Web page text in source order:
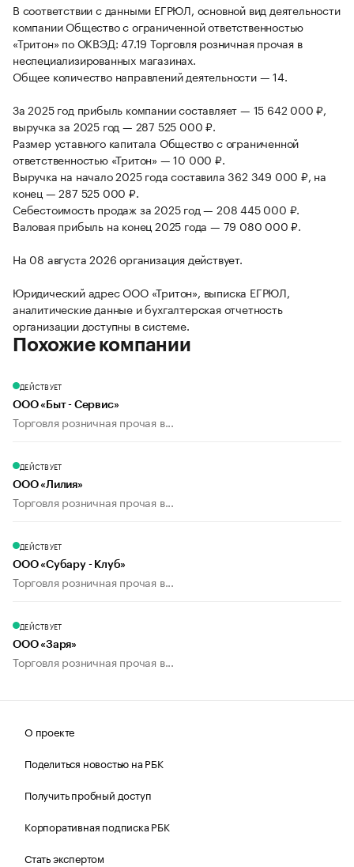
В соответствии с данными ЕГРЮЛ, основной вид деятельности
компании Общество с ограниченной ответственностью
«Тритон» по ОКВЭД: 47.19 Торговля розничная прочая в
неспециализированных магазинах.
Общее количество направлений деятельности — 14.
За 2025 год прибыль компании составляет — 15 642 000 ₽,
выручка за 2025 год — 287 525 000 ₽.
Размер уставного капитала Общество с ограниченной
ответственностью «Тритон» — 10 000 ₽.
Выручка на начало 2025 года составила 362 349 000 ₽, на
конец — 287 525 000 ₽.
Себестоимость продаж за 2025 год — 208 445 000 ₽.
Валовая прибыль на конец 2025 года — 79 080 000 ₽.
На 08 августа 2026 организация действует.
Юридический адрес ООО «Тритон», выписка ЕГРЮЛ,
аналитические данные и бухгалтерская отчетность
организации доступны в системе.
Похожие компании
ДЕЙСТВУЕТ
ООО «Быт - Сервис»
Торговля розничная прочая в...
ДЕЙСТВУЕТ
ООО «Лилия»
Торговля розничная прочая в...
ДЕЙСТВУЕТ
ООО «Субару - Клуб»
Торговля розничная прочая в...
ДЕЙСТВУЕТ
ООО «Заря»
Торговля розничная прочая в...
О проекте
Поделиться новостью на РБК
Получить пробный доступ
Корпоративная подписка РБК
Стать экспертом